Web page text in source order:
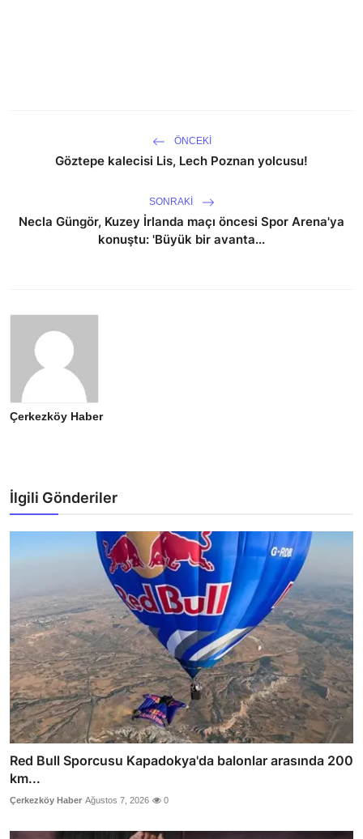
ÖNCEKI
Göztepe kalecisi Lis, Lech Poznan yolcusu!
SONRAKI
Necla Güngör, Kuzey İrlanda maçı öncesi Spor Arena'ya
konuştu: 'Büyük bir avanta...
Çerkezköy Haber
İlgili Gönderiler
Red Bull Sporcusu Kapadokya'da balonlar arasında 200
km...
Çerkezköy Haber Ağustos 7, 2026 0